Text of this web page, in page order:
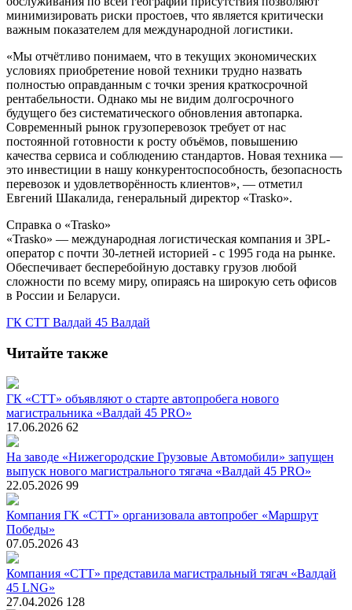
минимизировать риски простоев, что является критически
важным показателем для международной логистики.
«Мы отчётливо понимаем, что в текущих экономических
условиях приобретение новой техники трудно назвать
полностью оправданным с точки зрения краткосрочной
рентабельности. Однако мы не видим долгосрочного
будущего без систематического обновления автопарка.
Современный рынок грузоперевозок требует от нас
постоянной готовности к росту объёмов, повышению
качества сервиса и соблюдению стандартов. Новая техника —
это инвестиции в нашу конкурентоспособность, безопасность
перевозок и удовлетворённость клиентов», — отметил
Евгений Шакалида, генеральный директор «Trasko».
Справка о «Trasko»
«Trasko» — международная логистическая компания и 3PL-
оператор с почти 30-летней историей - с 1995 года на рынке.
Обеспечивает бесперебойную доставку грузов любой
сложности по всему миру, опираясь на широкую сеть офисов
в России и Беларуси.
ГК СТТ Валдай 45 Валдай
Читайте также
ГК «СТТ» объявляют о старте автопробега нового
магистральника «Валдай 45 PRO»
17.06.2026 62
На заводе «Нижегородские Грузовые Автомобили» запущен
выпуск нового магистрального тягача «Валдай 45 PRO»
22.05.2026 99
Компания ГК «СТТ» организовала автопробег «Маршрут
Победы»
07.05.2026 43
Компания «СТТ» представила магистральный тягач «Валдай
45 LNG»
27.04.2026 128